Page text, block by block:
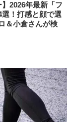
】2026年最新「フ
！打感と顔で選
＆小倉さんが検